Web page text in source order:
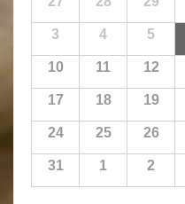
3 4 5
10 11 12
17 18 19
24 25 26
31 1 2